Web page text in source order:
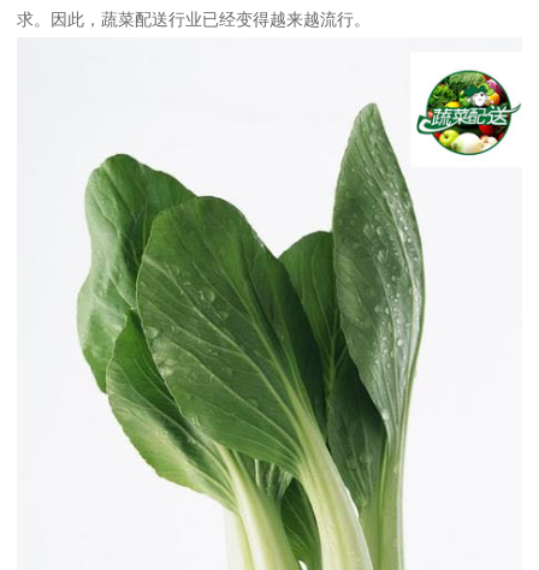
求。因此，蔬菜配送行业已经变得越来越流行。